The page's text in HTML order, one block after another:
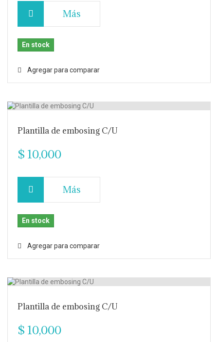
Más
En stock
Agregar para comparar
Plantilla de embosing C/U
$ 10,000
Más
En stock
Agregar para comparar
Plantilla de embosing C/U
$ 10,000